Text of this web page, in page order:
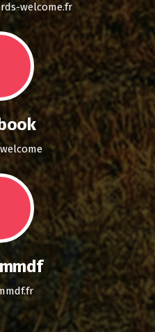
welcome.fr